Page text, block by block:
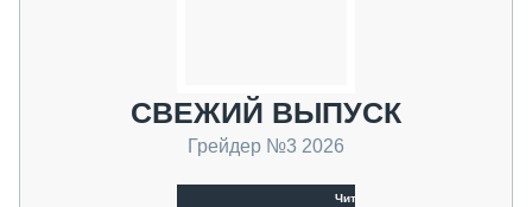
СВЕЖИЙ ВЫПУСК
Грейдер №3 2026
Читать